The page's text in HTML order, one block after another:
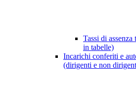
Tassi di
in tabelle)
Incarichi conferiti e
(dirigenti e non